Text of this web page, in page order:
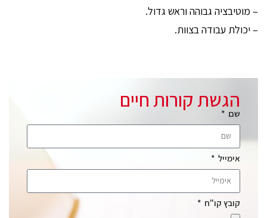
– מוטיבציה גבוהה וראש גדול.
– יכולת עבודה בצוות.
הגשת קורות חיים
שם
אימייל
קובץ קו"ח